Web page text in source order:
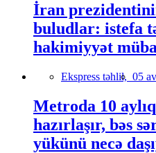
İran
buludlar: istefa
hakimiyyət
Ekspress təhlil, 05
Metroda 10
hazırlaşır, bəs
yükünü necə